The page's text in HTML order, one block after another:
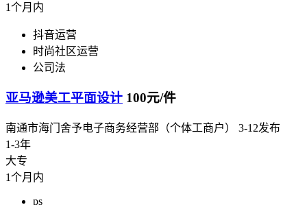
1个月内
抖音运营
时尚社区运营
公司法
亚马逊美工平面设计 100元/件
南通市海门舍予电子商务经营部（个体工商户）
3-12发布
1-3年
大专
1个月内
ps